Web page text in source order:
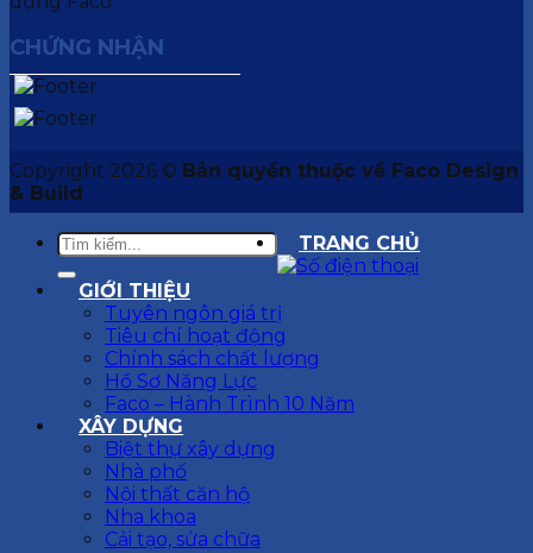
CHỨNG NHẬN
Copyright 2026 © Bản quyền thuộc về Faco Design
& Build
TRANG CHỦ
GIỚI THIỆU
Tuyên ngôn giá trị
Tiêu chí hoạt động
Chính sách chất lượng
Hồ Sơ Năng Lực
Faco – Hành Trình 10 Năm
XÂY DỰNG
Biệt thự xây dựng
Nhà phố
Nội thất căn hộ
Nha khoa
Cải tạo, sửa chữa